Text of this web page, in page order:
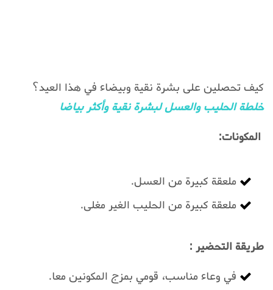
كيف تحصلين على بشرة نقية وبيضاء في هذا العيد؟
خلطة الحليب والعسل لبشرة نقية وأكثر بياضا
المكونات:
ملعقة كبيرة من العسل.
ملعقة كبيرة من الحليب الغير مغلى.
طريقة التحضير :
في وعاء مناسب، قومي بمزج المكونين معا.